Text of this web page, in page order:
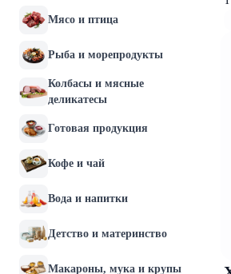
Мясо и птица
Рыба и морепродукты
Колбасы и мясные
деликатесы
Готовая продукция
Кофе и чай
Вода и напитки
Детство и материнство
Макароны, мука и крупы